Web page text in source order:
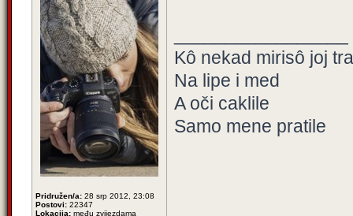
Pridružen/a: 28 srp 2012, 23:08
Postovi: 22347
Lokacija: među zvijezdama
Kô nekad mirisô joj
Na lipe i med
A oči caklile
Samo mene pratile